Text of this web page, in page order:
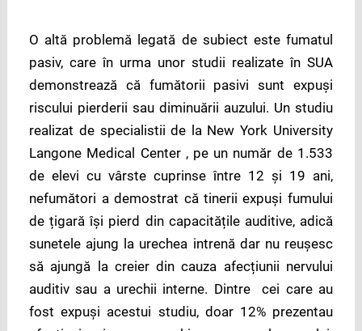
O altă problemă legată de subiect este fumatul
pasiv, care în urma unor studii realizate în SUA
demonstrează că fumătorii pasivi sunt expuși
riscului pierderii sau diminuării auzului. Un studiu
realizat de specialistii de la New York University
Langone Medical Center , pe un număr de 1.533
de elevi cu vârste cuprinse între 12 și 19 ani,
nefumători a demostrat că tinerii expuși fumului
de țigară își pierd din capacitățile auditive, adică
sunetele ajung la urechea intrenă dar nu reușesc
să ajungă la creier din cauza afecțiunii nervului
auditiv sau a urechii interne. Dintre cei care au
fost expuși acestui studiu, doar 12% prezentau